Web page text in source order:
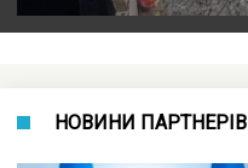
НОВИНИ ПАРТНЕРІВ